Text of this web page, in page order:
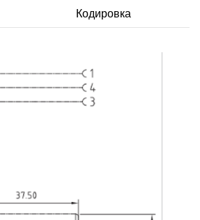
Кодировка